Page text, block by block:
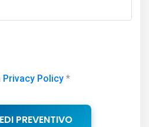
Privacy Policy*
PREVENTIVO